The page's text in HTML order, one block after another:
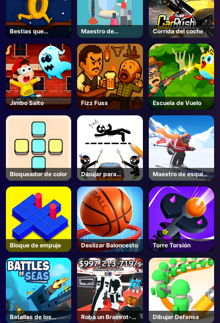
Bestias que
rebotan
Maestro de
almacenamiento
Corrida del coche
Jimbo Salto Fizz Fuss Escuela de Vuelo
Bloqueador de color
Dibujar para
guardar
Maestro de esquí
3d
Bloque de empuje Deslizar Baloncesto Torre Torsión
Batallas de los
Roba un Brainrot-
Dibujar Defensa